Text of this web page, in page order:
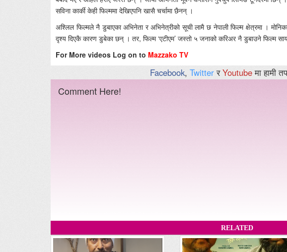
सविना कार्की केही फिल्ममा देखिएपनि खासै चर्चामा छैनन् ।
अश्लिल फिल्मले नै डुबाएका अभिनेता र अभिनेत्रीको सूची लामै छ नेपाली फिल्म क्षेत्रमा ।
दृश्य दिएकै कारण डुबेका छन् । तर, फिल्म ‘एटीएम’ जस्तो ५ जनाको करिअर नै डुबाउने फिल्म
For More videos Log on to Mazzako TV
Facebook, TwitterरYoutubeमा हामी
Comment Here!
RELATED